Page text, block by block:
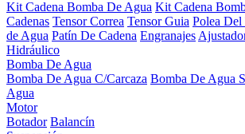
Kit Cadena Bomba De Agua Kit Cadena
Cadenas Tensor Correa Tensor Guia Polea Del
de Agua Patín De Cadena Engranajes
Hidráulico
Bomba De Agua
Bomba De Agua C/Carcaza Bomba De Agua
Agua
Motor
Botador Balancín